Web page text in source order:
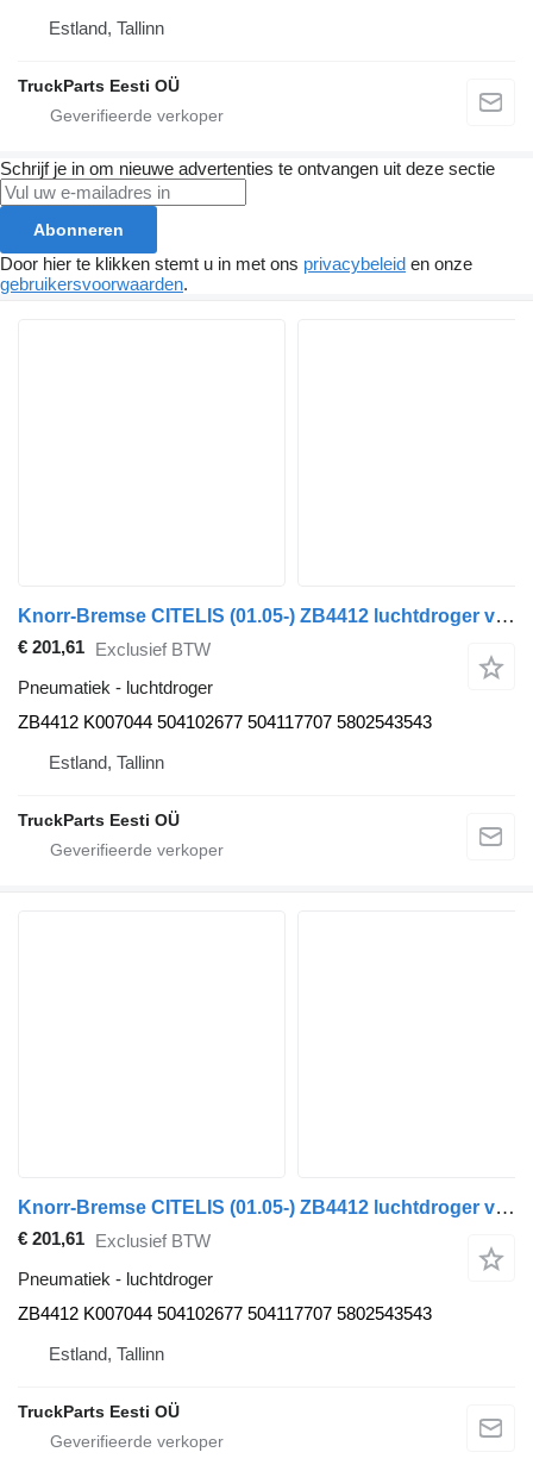
Estland, Tallinn
TruckParts Eesti OÜ
Schrijf je in om nieuwe advertenties te ontvangen uit deze sectie
Abonneren
Door hier te klikken stemt u in met ons privacybeleid en onze
gebruikersvoorwaarden.
Knorr-Bremse CITELIS (01.05-) ZB4412 luchtdroger voor Irisbus Access, Evadys, Axer, Karosa, Recreo, Domino, Agora, Citelis, Eurorider (1999-)
€ 201,61 Exclusief BTW
Pneumatiek - luchtdroger
ZB4412 K007044 504102677 504117707 5802543543
Estland, Tallinn
TruckParts Eesti OÜ
Knorr-Bremse CITELIS (01.05-) ZB4412 luchtdroger voor Irisbus Access, Evadys, Axer, Karosa, Recreo, Domino, Agora, Citelis, Eurorider (1999-)
€ 201,61 Exclusief BTW
Pneumatiek - luchtdroger
ZB4412 K007044 504102677 504117707 5802543543
Estland, Tallinn
TruckParts Eesti OÜ